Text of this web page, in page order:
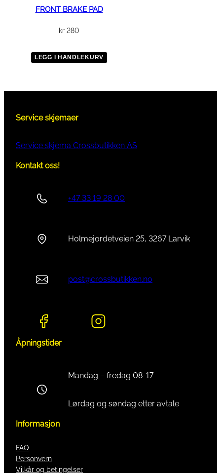
FRONT BRAKE PAD
kr 280
LEGG I HANDLEKURV
Service skjemaer
Service skjema Crossbutikken AS
Kontakt oss!
+47 33 19 28 00
Holmejordetveien 25, 3267 Larvik
post@crossbutikken.no
Åpningstider
Mandag – fredag 08-17
Lørdag og søndag etter avtale
Informasjon
FAQ
Personvern
Vilkår og betingelser